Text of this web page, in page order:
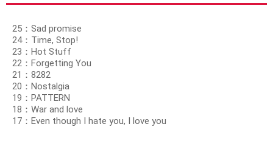
25：Sad promise
24：Time, Stop!
23：Hot Stuff
22：Forgetting You
21：8282
20：Nostalgia
19：PATTERN
18：War and love
17：Even though I hate you, I love you